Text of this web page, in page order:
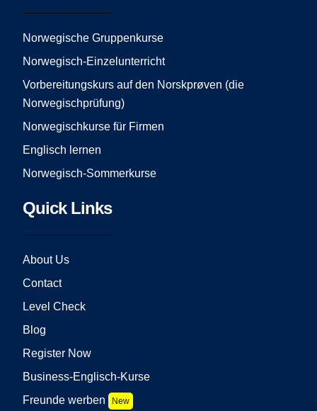
o
o
g
r
m
e
Norwegische Gruppenkurse
Norwegisch-Einzelunterricht
Vorbereitungskurs auf den Norskprøven (die
Norwegischprüfung)
Norwegischkurse für Firmen
Englisch lernen
Norwegisch-Sommerkurse
Quick Links
About Us
Contact
Level Check
Blog
Register Now
Business-Englisch-Kurse
Freunde werben
New